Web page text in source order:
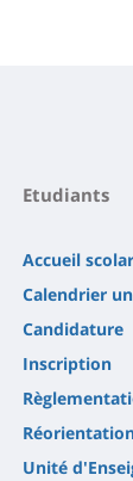
Etudiants
Accueil
Calendrier
Candidature
Inscription
Unité